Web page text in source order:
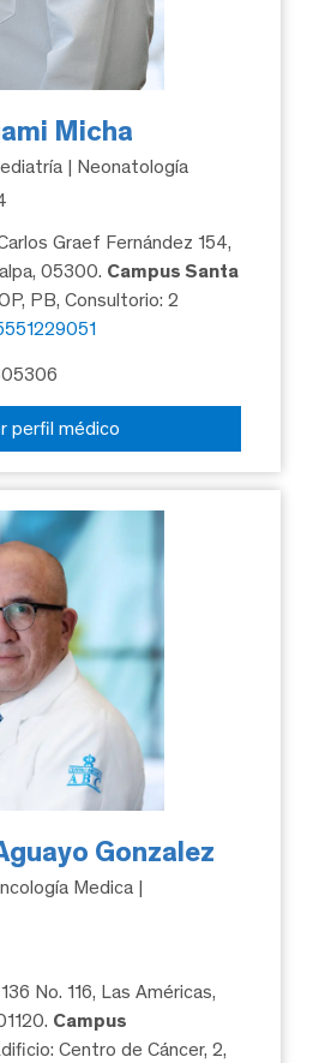
Micha
| Neonatología
Graef Fernández 154,
05300. Campus Santa
PB, Consultorio: 2
perfil médico
Gonzalez
Medica |
No. 116, Las Américas,
Campus
Centro de Cáncer, 2,